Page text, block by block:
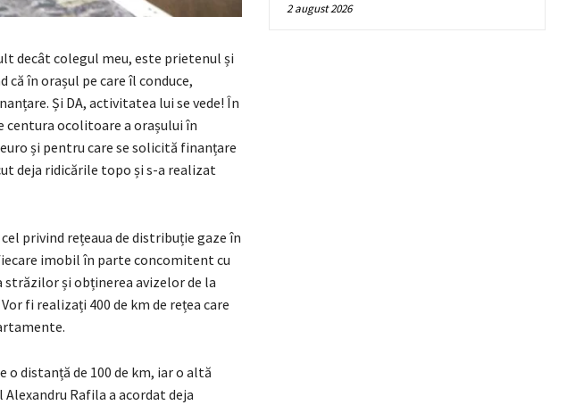
decât colegul meu, este prietenul și
că în orașul pe care îl conduce,
Și DA, activitatea lui se vede! În
centura ocolitoare a orașului în
și pentru care se solicită finanțare
deja ridicările topo și s-a realizat
privind rețeaua de distribuție gaze în
imobil în parte concomitent cu
și obținerea avizelor de la
fi realizați 400 de km de rețea care
o distanță de 100 de km, iar o altă
Rafila a acordat deja
2 august 2026